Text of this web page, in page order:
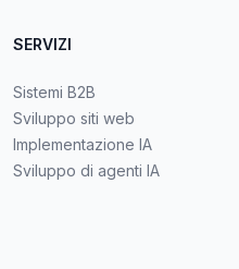
SERVIZI
Sistemi B2B
Sviluppo siti web
Implementazione IA
Sviluppo di agenti IA